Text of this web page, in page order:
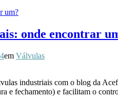
onde encontrar
em Válvulas
industriais com o blog da
e fechamento) e facilitam o